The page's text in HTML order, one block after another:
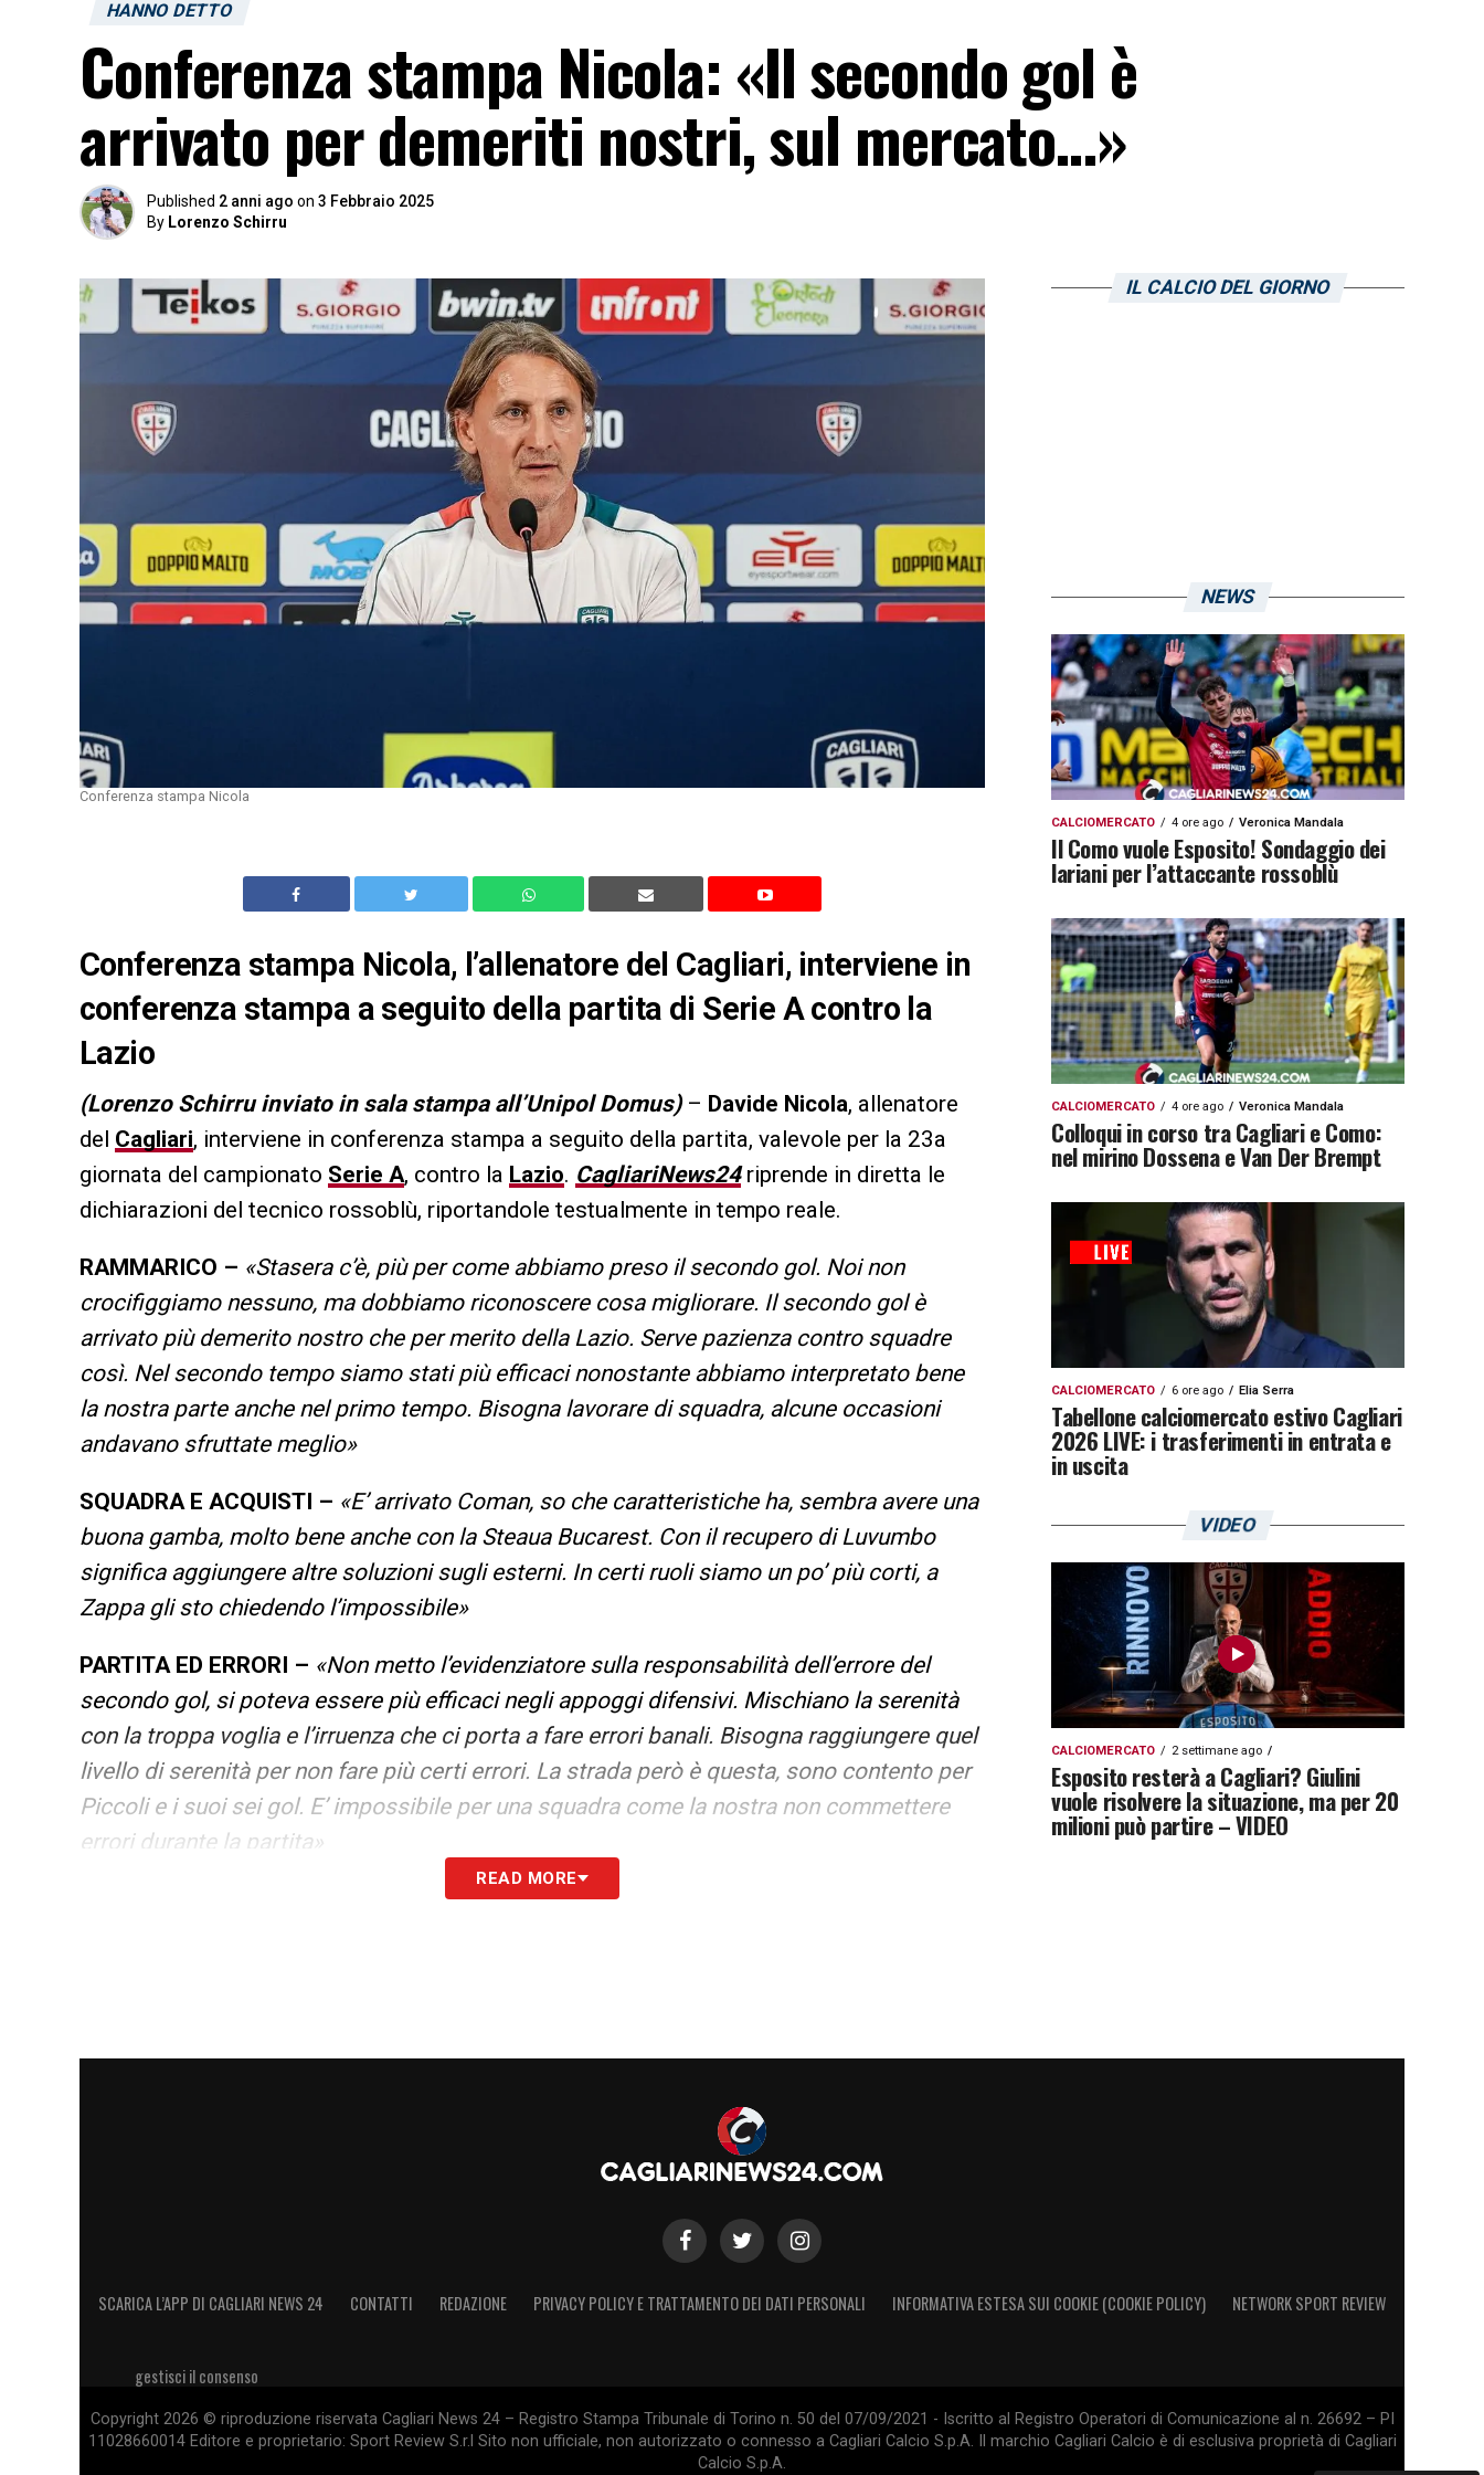
HANNO DETTO
Conferenza stampa Nicola: «Il secondo gol è
arrivato per demeriti nostri, sul mercato…»
Published 2 anni ago on 3 Febbraio 2025
By Lorenzo Schirru
Conferenza stampa Nicola
Conferenza stampa Nicola, l’allenatore del Cagliari, interviene in
conferenza stampa a seguito della partita di Serie A contro la
Lazio
(Lorenzo Schirru inviato in sala stampa all’Unipol Domus)– Davide Nicola, allenatore
del Cagliari, interviene in conferenza stampa a seguito della partita, valevole per la 23a
giornata del campionato Serie A, contro la Lazio. CagliariNews24riprende in diretta le
dichiarazioni del tecnico rossoblù, riportandole testualmente in tempo reale.
RAMMARICO – «Stasera c’è, più per come abbiamo preso il secondo gol. Noi non
crocifiggiamo nessuno, ma dobbiamo riconoscere cosa migliorare. Il secondo gol è
arrivato più demerito nostro che per merito della Lazio. Serve pazienza contro squadre
così. Nel secondo tempo siamo stati più efficaci nonostante abbiamo interpretato bene
la nostra parte anche nel primo tempo. Bisogna lavorare di squadra, alcune occasioni
andavano sfruttate meglio»
SQUADRA E ACQUISTI – «E’ arrivato Coman, so che caratteristiche ha, sembra avere una
buona gamba, molto bene anche con la Steaua Bucarest. Con il recupero di Luvumbo
significa aggiungere altre soluzioni sugli esterni. In certi ruoli siamo un po’ più corti, a
Zappa gli sto chiedendo l’impossibile»
PARTITA ED ERRORI – «Non metto l’evidenziatore sulla responsabilità dell’errore del
secondo gol, si poteva essere più efficaci negli appoggi difensivi. Mischiano la serenità
con la troppa voglia e l’irruenza che ci porta a fare errori banali. Bisogna raggiungere quel
livello di serenità per non fare più certi errori. La strada però è questa, sono contento per
Piccoli e i suoi sei gol. E’ impossibile per una squadra come la nostra non commettere
errori durante la partita»
«Marin non era disponibile in questa settimana, Matteo ha avuto il suo spazio.
READ MORE
IL CALCIO DEL GIORNO
NEWS
CALCIOMERCATO 4 ore ago Veronica Mandala
Il Como vuole Esposito! Sondaggio dei
lariani per l’attaccante rossoblù
CALCIOMERCATO 4 ore ago Veronica Mandala
Colloqui in corso tra Cagliari e Como:
nel mirino Dossena e Van Der Brempt
CALCIOMERCATO 6 ore ago Elia Serra
Tabellone calciomercato estivo Cagliari
2026 LIVE: i trasferimenti in entrata e
in uscita
VIDEO
CALCIOMERCATO 2 settimane ago
Esposito resterà a Cagliari? Giulini
vuole risolvere la situazione, ma per 20
milioni può partire – VIDEO
SCARICA L’APP DI CAGLIARI NEWS 24 CONTATTI REDAZIONE PRIVACY POLICY E TRATTAMENTO DEI DATI PERSONALI INFORMATIVA ESTESA SUI COOKIE (COOKIE POLICY) NETWORK SPORT REVIEW
gestisci il consenso
Copyright 2026 © riproduzione riservata Cagliari News 24 – Registro Stampa Tribunale di Torino n. 50 del 07/09/2021 - Iscritto al Registro Operatori di Comunicazione al n. 26692 – PI
11028660014 Editore e proprietario: Sport Review S.r.l Sito non ufficiale, non autorizzato o connesso a Cagliari Calcio S.p.A. Il marchio Cagliari Calcio è di esclusiva proprietà di Cagliari
Calcio S.p.A.